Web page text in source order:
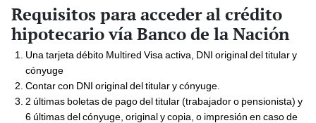
Requisitos para acceder al crédito
hipotecario vía Banco de la Nación
Una tarjeta débito Multired Visa activa, DNI original del titular y
cónyuge
Contar con DNI original del titular y cónyuge.
2 últimas boletas de pago del titular (trabajador o pensionista) y
6 últimas del cónyuge, original y copia, o impresión en caso de